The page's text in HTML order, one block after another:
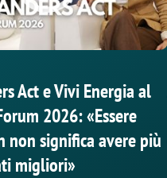
Act e Vivi Energia al
2026: «Essere
non significa avere più
migliori»